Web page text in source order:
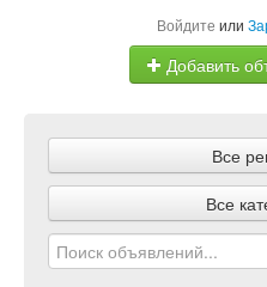
Войдите или
Добавить
Все
Все